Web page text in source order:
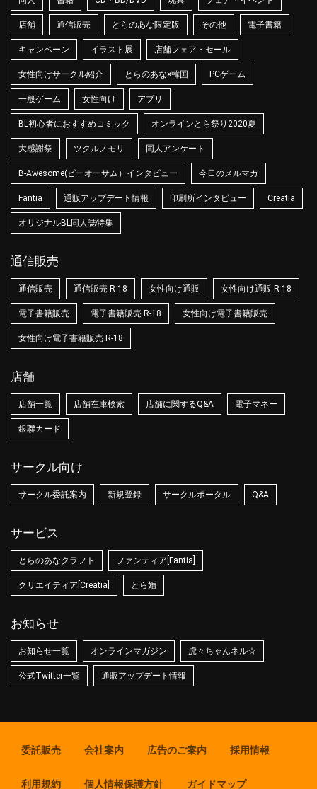
店舗 通信販売 とらのあな限定版 その他 電子書籍
キャンペーン イラスト展 店舗フェア・セール
女性向けサークル紹介 とらのあな×韓国 PCゲーム
一般ゲーム 女性向け アプリ
BL初心者におすすめコミック オンラインとら祭り2020夏
大感謝祭 ツクルノモリ 同人アンケート
B-Awesome(ビーオーサム）インタビュー 今日のメルマガ
Fantia 通販アップデート情報 印刷所インタビュー Creatia
オリジナルBL同人誌特集
通信販売
通信販売 通信販売 R-18 女性向け通販 女性向け通販 R-18
電子書籍販売 電子書籍販売 R-18 女性向け電子書籍販売
女性向け電子書籍販売 R-18
店舗
店舗一覧 店舗在庫検索 店舗に関するQ&A 電子マネー
銀聯カード
サークル向け
サークル委託案内 新規登録 サークルポータル Q&A
サービス
とらのあなクラフト ファンティア[Fantia]
クリエイティア[Creatia] とら婚
お知らせ
お知らせ一覧 オンラインマガジン 虎々ちゃんネル☆
公式Twitter一覧 通販アップデート情報
委託販売 会社案内 広告のご案内 採用情報
利用規約 個人情報保護方針 ガイドマップ